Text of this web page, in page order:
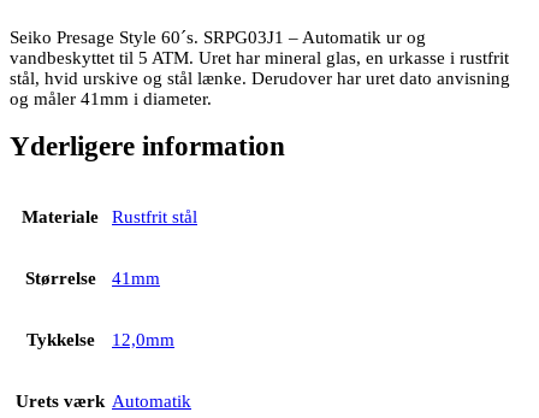
Seiko Presage Style 60´s. SRPG03J1 – Automatik ur og
vandbeskyttet til 5 ATM. Uret har mineral glas, en urkasse i rustfrit
stål, hvid urskive og stål lænke. Derudover har uret dato anvisning
og måler 41mm i diameter.
Yderligere information
Materiale Rustfrit stål
Størrelse 41mm
Tykkelse 12,0mm
Urets værk Automatik